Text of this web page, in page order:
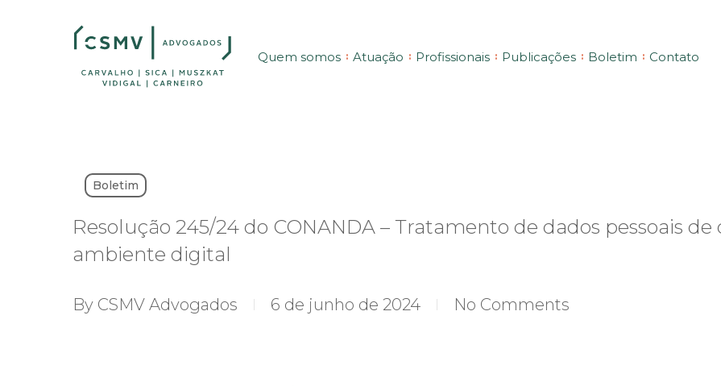
Quem somos Atuação Profissionais Publicações Boletim Contato
Boletim
Resolução 245/24 do CONANDA – Tratamento de dados pessoais
ambiente digital
By CSMV Advogados 6 de junho de 2024 No Comments